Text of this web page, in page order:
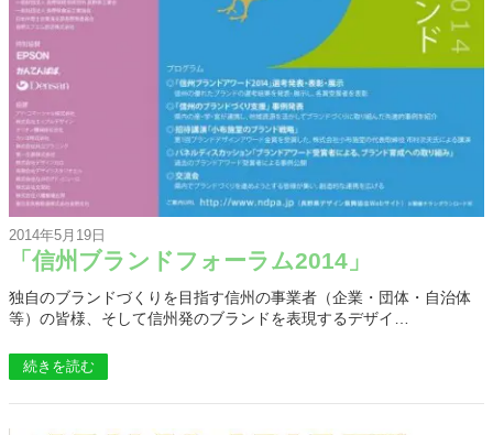
2014年5月19日
「信州ブランドフォーラム2014」
独自のブランドづくりを目指す信州の事業者（企業・団体・自治体
等）の皆様、そして信州発のブランドを表現するデザイ…
続きを読む